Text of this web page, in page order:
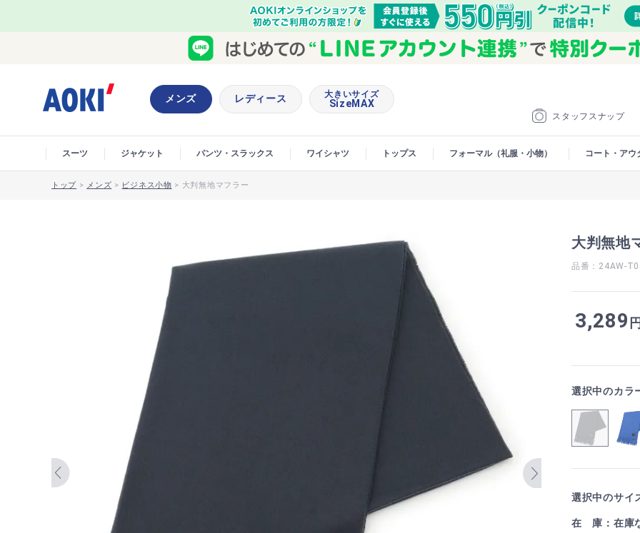
スタッフスナップ
メンズ レディース 大きいサイズ
SizeMAX
スーツ ジャケット パンツ・スラックス ワイシャツ トップス フォーマル（礼服・小物） コート・アウ
トップ > メンズ > ビジネス小物 > 大判無地マフラー
大判無地
品番：24AW-
3,289
選択中のカラ
選択中のサイ
在 庫：在庫